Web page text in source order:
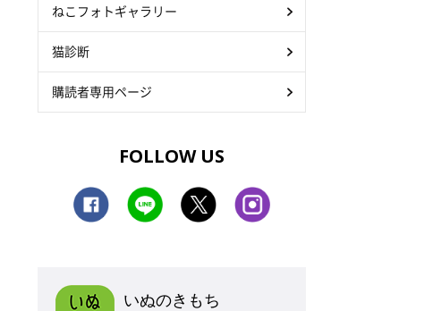
ねこフォトギャラリー
猫診断
購読者専用ページ
FOLLOW US
いぬのきもち